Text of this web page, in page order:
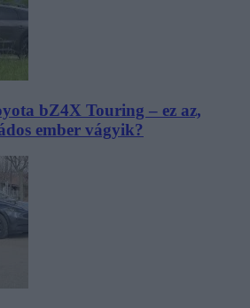
bZ4X Touring – ez az,
ember vágyik?